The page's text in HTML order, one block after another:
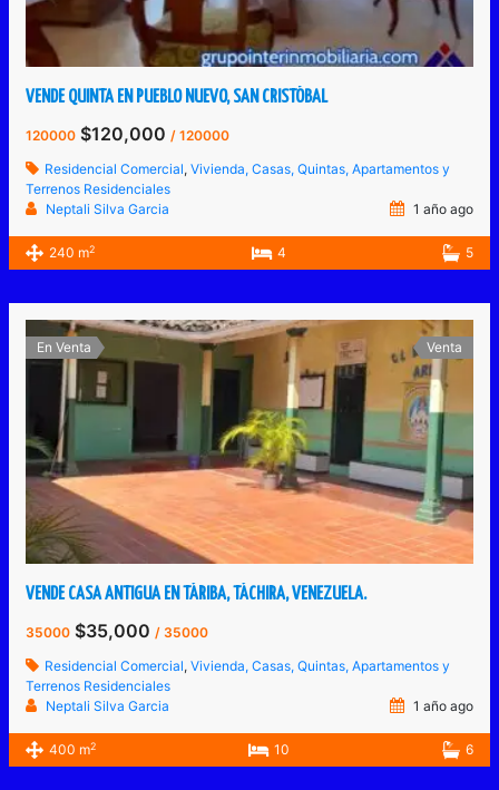
VENDE QUINTA EN PUEBLO NUEVO, SAN CRISTÓBAL
120000 $120,000/ 120000
Residencial Comercial,Vivienda, Casas, Quintas, Apartamentos y
Terrenos Residenciales
Neptali Silva Garcia
1 año ago
240 m2 4 5
En Venta Venta
VENDE CASA ANTIGUA EN TÁRIBA, TÁCHIRA, VENEZUELA.
35000 $35,000/ 35000
Residencial Comercial,Vivienda, Casas, Quintas, Apartamentos y
Terrenos Residenciales
Neptali Silva Garcia
1 año ago
400 m2 10 6